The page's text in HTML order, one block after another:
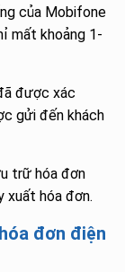
của Mobifone
mất khoảng 1-
được xác
gửi đến khách
trữ hóa đơn
xuất hóa đơn.
đơn điện